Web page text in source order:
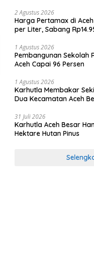
2 Agustus 2026
Harga Pertamax di
per Liter, Sabang
1 Agustus 2026
Pembangunan Sekolah
Aceh Capai 96 Persen
1 Agustus 2026
Karhutla Membakar
Dua Kecamatan Aceh
31 Juli 2026
Karhutla Aceh Besar
Hektare Hutan Pinus